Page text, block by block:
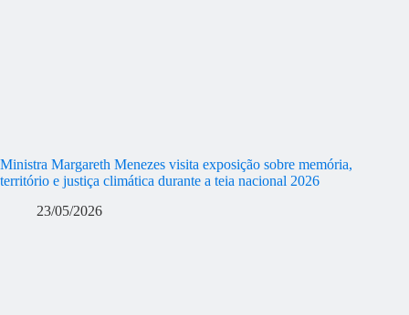
Ministra Margareth Menezes visita exposição sobre memória,
território e justiça climática durante a teia nacional 2026
23/05/2026